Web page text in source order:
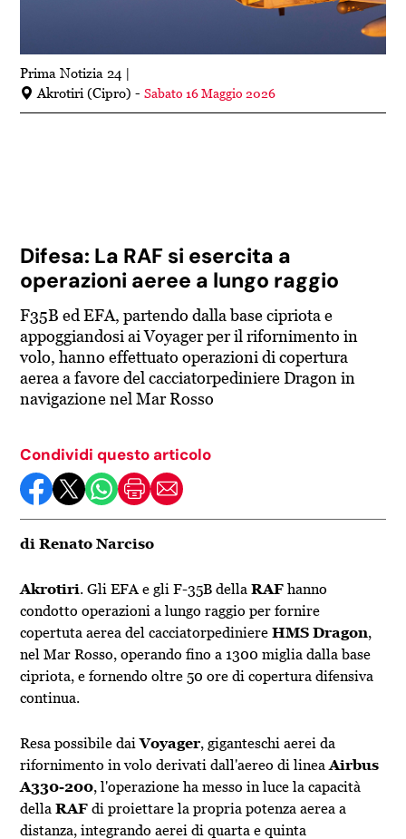
Prima Notizia 24
Akrotiri (Cipro) -Sabato 16 Maggio 2026
Difesa: La RAF si esercita a
operazioni aeree a lungo raggio
F35B ed EFA, partendo dalla base cipriota e
appoggiandosi ai Voyager per il rifornimento in
volo, hanno effettuato operazioni di copertura
aerea a favore del cacciatorpediniere Dragon in
navigazione nel Mar Rosso
Condividi questo articolo
di Renato Narciso
Akrotiri. Gli EFA e gli F-35B dellaRAF hanno
condotto operazioni a lungo raggio per fornire
copertuta aerea del cacciatorpediniereHMS Dragon,
nel Mar Rosso, operando fino a 1300 miglia dalla base
cipriota, e fornendo oltre 50 ore di copertura difensiva
continua.
Resa possibile daiVoyager, giganteschi aerei da
rifornimento in volo derivati dall'aereo di lineaAirbus
A330-200, l'operazione ha messo in luce la capacità
dellaRAF di proiettare la propria potenza aerea a
distanza, integrando aerei di quarta e quinta